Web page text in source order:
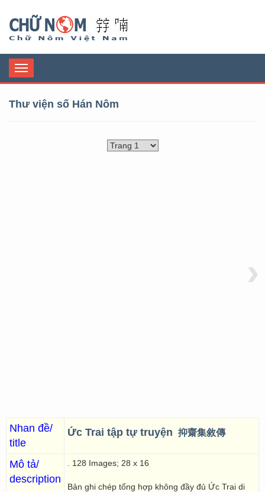
Toggle
navigation
Thư viện số Hán Nôm
›
Nhan đề/
title
Ức Trai tập tự truyện 抑齋集敘傳
Mô tả/
description
. 128 Images; 28 x 16
Bản ghi chép tổng hợp không đầy đủ Ức Trai di